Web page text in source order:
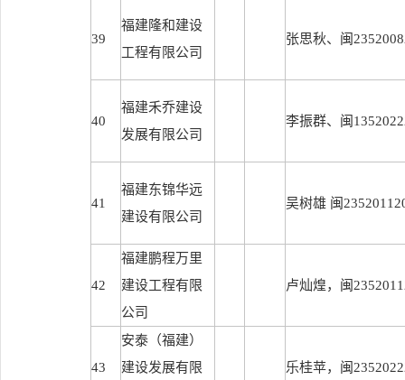
39
福建隆和建设
工程有限公司
张思秋、闽
40
福建禾乔建设
发展有限公司
李振群、闽
41
福建东锦华远
建设有限公司
吴树雄 闽
42
福建鹏程万里
建设工程有限
公司
卢灿煌，闽
43
安泰（福建）
建设发展有限
乐桂苹，闽